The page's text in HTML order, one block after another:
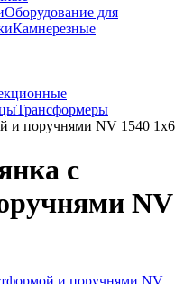
Оборудование для
Камнерезные
Трансформеры
и поручнями NV 1540 1х6
с
NV